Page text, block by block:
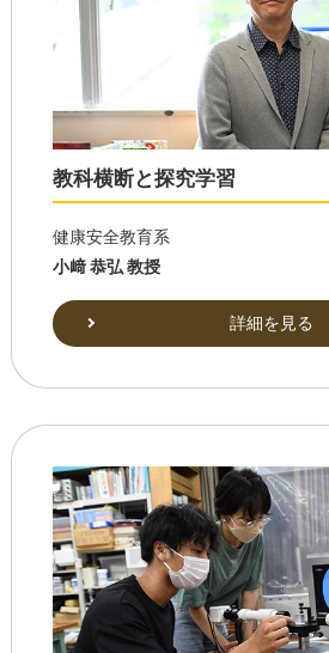
教科横断と探究学習
健康安全教育系
小﨑 恭弘 教授
詳細を見る